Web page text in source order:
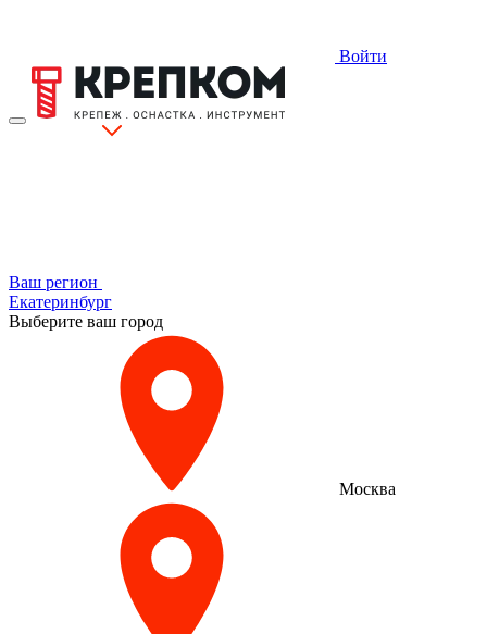
Войти
Ваш регион
Екатеринбург
Выберите ваш город
Москва